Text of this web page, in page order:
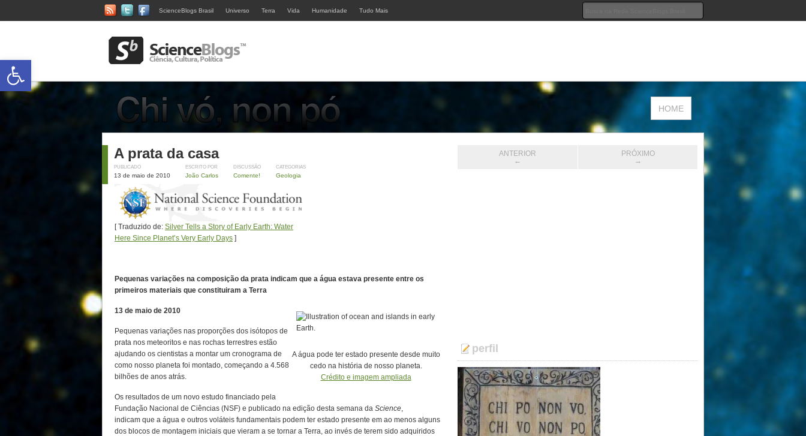
ScienceBlogs Brasil Universo Terra Vida Humanidade Tudo Mais
HOME
A prata da casa
PUBLICADO
13 de maio de 2010
ESCRITO POR
João Carlos
DISCUSSÃO
Comente!
CATEGORIAS
Geologia
[ Traduzido de: Silver Tells a Story of Early Earth: Water
Here Since Planet’s Very Early Days ]
Pequenas variações na composição da prata indicam que a água estava presente entre os
primeiros materiais que constituiram a Terra
A água pode ter estado presente desde muito
cedo na história de nosso planeta.
Crédito e imagem ampliada
13 de maio de 2010
Pequenas variações nas proporções dos isótopos de
prata nos meteoritos e nas rochas terrestres estão
ajudando os cientistas a montar um cronograma de
como nosso planeta foi montado, começando a 4.568
bilhões de anos atrás.
Os resultados de um novo estudo financiado pela
Fundação Nacional de Ciências (NSF) e publicado na edição desta semana da Science,
indicam que a água e outros voláteis fundamentais podem ter estado presente em ao menos alguns
dos blocos de montagem iniciais que vieram a se tornar a Terra, ao invés de terem sido adquiridos
ANTERIOR
←
PRÓXIMO
→
perfil
Abrir a barra de ferramentas